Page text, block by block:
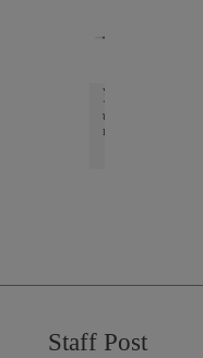
YFC114 ラウンドファスナ
ーウォレット
¥ 88,000
Blue
Staff Post